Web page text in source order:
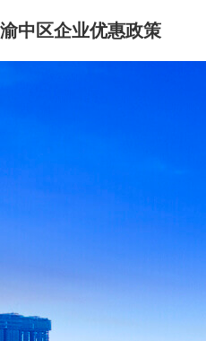
渝中区企业优惠政策